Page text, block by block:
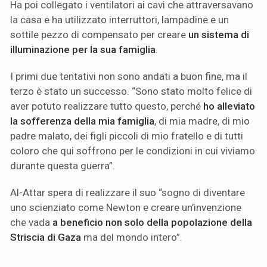
Ha poi collegato i ventilatori ai cavi che attraversavano
la casa e ha utilizzato interruttori, lampadine e un
sottile pezzo di compensato per creare un sistema di
illuminazione per la sua famiglia.
I primi due tentativi non sono andati a buon fine, ma il
terzo è stato un successo. “Sono stato molto felice di
aver potuto realizzare tutto questo, perché ho alleviato
la sofferenza della mia famiglia, di mia madre, di mio
padre malato, dei figli piccoli di mio fratello e di tutti
coloro che qui soffrono per le condizioni in cui viviamo
durante questa guerra”.
Al-Attar spera di realizzare il suo “sogno di diventare
uno scienziato come Newton e creare un’invenzione
che vada a beneficio non solo della popolazione della
Striscia di Gaza ma del mondo intero”.